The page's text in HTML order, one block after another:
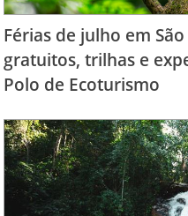
Férias de julho em
gratuitos, trilhas e
Polo de Ecoturismo